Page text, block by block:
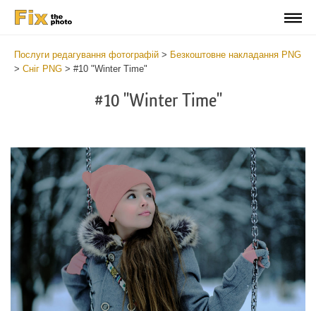
Послуги редагування фотографій > Безкоштовне накладання PNG
> Сніг PNG > #10 "Winter Time"
#10 "Winter Time"